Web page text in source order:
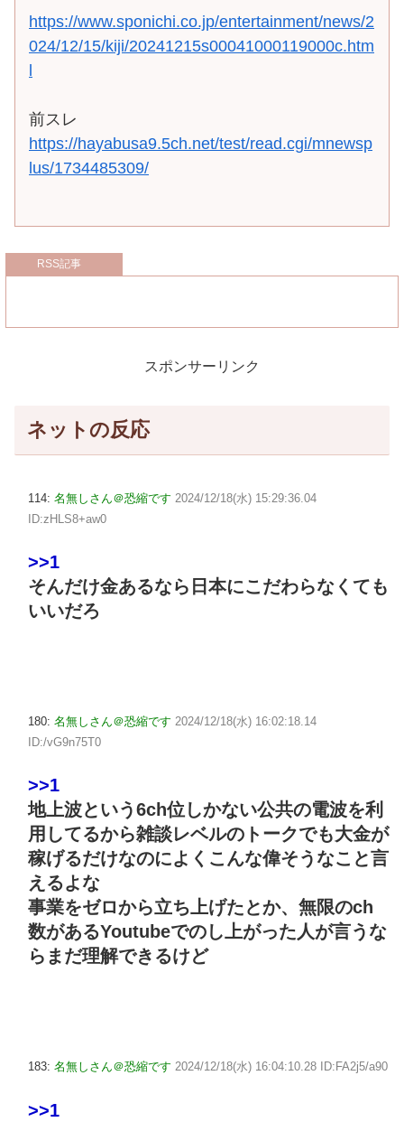
https://www.sponichi.co.jp/entertainment/news/2
024/12/15/kiji/20241215s00041000119000c.htm
前スレ
https://hayabusa9.5ch.net/test/read.cgi/mnewsp
lus/1734485309/
RSS記事
スポンサーリンク
ネットの反応
114: 名無しさん＠恐縮です 2024/12/18(水) 15:29:36.04
ID:zHLS8+aw0
>>1
そんだけ金あるなら日本にこだわらなくても
いいだろ
180: 名無しさん＠恐縮です 2024/12/18(水) 16:02:18.14
ID:/vG9n75T0
>>1
地上波という6ch位しかない公共の電波を利
用してるから雑談レベルのトークでも大金が
稼げるだけなのによくこんな偉そうなこと言
えるよな
事業をゼロから立ち上げたとか、無限のch
数があるYoutubeでのし上がった人が言うな
らまだ理解できるけど
183: 名無しさん＠恐縮です 2024/12/18(水) 16:04:10.28 ID:FA2j5/a90
>>1